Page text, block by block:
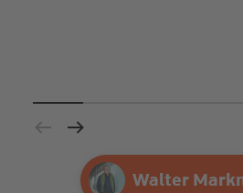
Ihre Agentur
Walter